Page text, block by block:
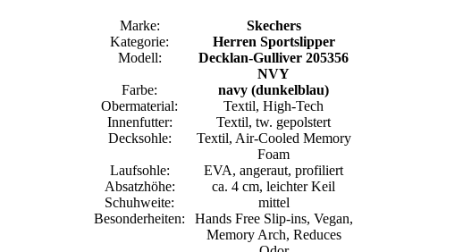
Marke:
Skechers
Kategorie:
Herren Sportslipper
Modell:
Decklan-Gulliver 205356
NVY
Farbe:
navy (dunkelblau)
Obermaterial:
Textil, High-Tech
Innenfutter:
Textil, tw. gepolstert
Decksohle:
Textil, Air-Cooled Memory
Foam
Laufsohle:
EVA, angeraut, profiliert
Absatzhöhe:
ca. 4 cm, leichter Keil
Schuhweite:
mittel
Besonderheiten:
Hands Free Slip-ins, Vegan,
Memory Arch, Reduces